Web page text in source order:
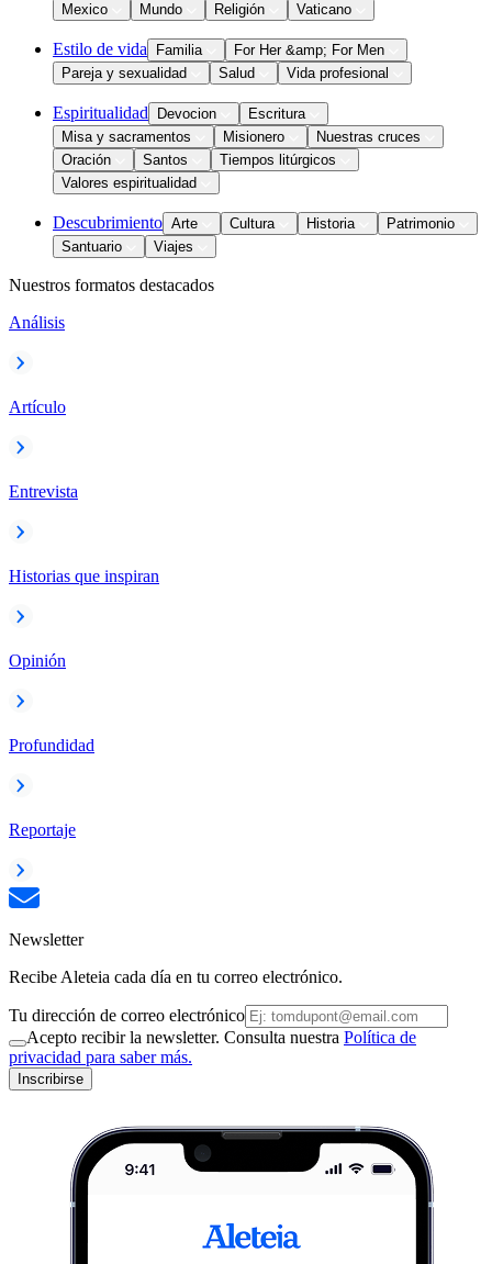
Mexico
Mundo Religión Vaticano
Estilo de vida Familia
For Her &amp; For Men
Pareja y sexualidad
Salud Vida profesional
Espiritualidad Devocion
Escritura
Misa y sacramentos
Misionero
Nuestras cruces
Oración
Santos
Tiempos litúrgicos
Valores espiritualidad
Descubrimiento Arte Cultura Historia
Patrimonio
Santuario
Viajes
Nuestros formatos destacados
Análisis
Artículo
Entrevista
Historias que inspiran
Opinión
Profundidad
Reportaje
Newsletter
Recibe Aleteia cada día en tu correo electrónico.
Tu dirección de correo electrónico
Acepto recibir la newsletter. Consulta nuestra Política de
privacidad para saber más.
Inscribirse